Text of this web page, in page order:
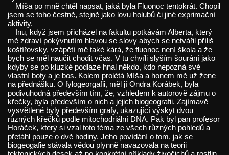
Míša po mně chtěl napsat, jaká byla Fluonoc tentokrát. Chopil
jsem se toho čestně, stejně jako lovu holubů či jiné exprimační
aktivity.
Inu, když jsem přicházel na fakultu potkávám Alberta, který
mě zdraví pokývnutím hlavou se slovy abych se netvářil příliš
koštířovsky, vzápětí mě také kárá, že fluonoc není škola a že
bych se měl naučit chodit včas. V tu chvíli slyším šourání jako
kdyby se po kluzké podlaze hnal někdo, kdo nepozná své
vlastní boty a je bos. Kolem prolétá Míša a honem mě už žene
na přednášku. O fylogeorgafii, měl jí Ondra Korábek, byla
podivuhodná především tím, že, vzhledem k autorově zájmu o
křečky, byla především o nich a jejich biogeografii. Zajímavě
vysvětlené byly především grafy, ukazující výskyt dvou
různých křečků podle mitochodriální DNA. Pak byl pan profesor
Horáček, který si vzal toto téma ze všech různých pohledů a
přetáhl pouze o dvě hodiny. Jeho povídání o tom, jak se
biogeogafie stávala vědou plynně navazovala na teorii